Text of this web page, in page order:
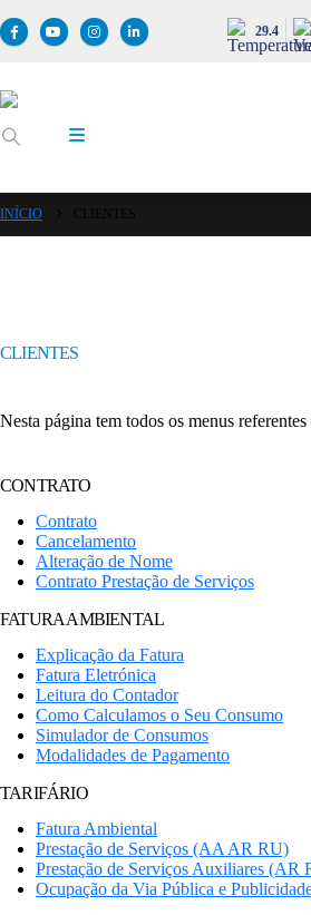
29.4
INÍCIO
CLIENTES
Nesta página tem todos os menus
CONTRATO
Contrato
Cancelamento
Alteração de Nome
Contrato Prestação de Serviços
FATURA AMBIENTAL
Explicação da Fatura
Fatura Eletrónica
Leitura do Contador
Como Calculamos o Seu Consumo
Simulador de Consumos
Modalidades de Pagamento
TARIFÁRIO
Fatura Ambiental
Prestação de Serviços (AA AR RU)
Prestação de Serviços Auxiliares (AR
Ocupação da Via Pública e